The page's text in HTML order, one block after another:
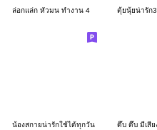
ล่อกแล่ก หัวมน ทำงาน 4 ตุ้ยนุ้ยน่ารัก3
น้องสกายน่ารักใช้ได้ทุกวัน